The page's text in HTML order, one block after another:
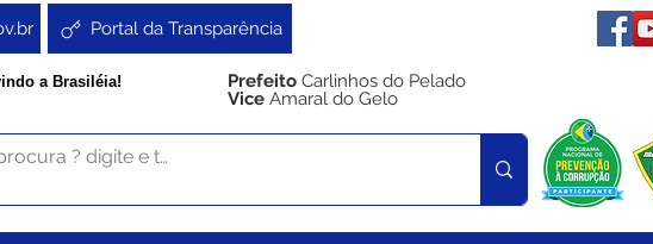
Portal da Transparência
a Brasiléia! Prefeito Carlinhos do Pelado
Vice Amaral do Gelo